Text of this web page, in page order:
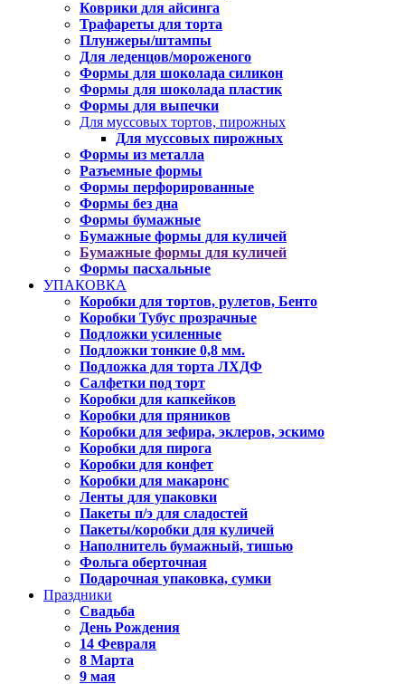
Коврики для айсинга
Трафареты для торта
Плунжеры/штампы
Для леденцов/мороженого
Формы для шоколада силикон
Формы для шоколада пластик
Формы для выпечки
Для муссовых тортов, пирожных
Для муссовых пирожных
Формы из металла
Разъемные формы
Формы перфорированные
Формы без дна
Формы бумажные
Бумажные формы для куличей
Бумажные формы для куличей
Формы пасхальные
УПАКОВКА
Коробки для тортов, рулетов, Бенто
Коробки Тубус прозрачные
Подложки усиленные
Подложки тонкие 0,8 мм.
Подложка для торта ЛХДФ
Салфетки под торт
Коробки для капкейков
Коробки для пряников
Коробки для зефира, эклеров, эскимо
Коробки для пирога
Коробки для конфет
Коробки для макаронс
Ленты для упаковки
Пакеты п/э для сладостей
Пакеты/коробки для куличей
Наполнитель бумажный, тишью
Фольга оберточная
Подарочная упаковка, сумки
Праздники
Свадьба
День Рождения
14 Февраля
8 Марта
9 мая